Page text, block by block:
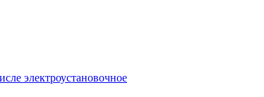
электроустановочное